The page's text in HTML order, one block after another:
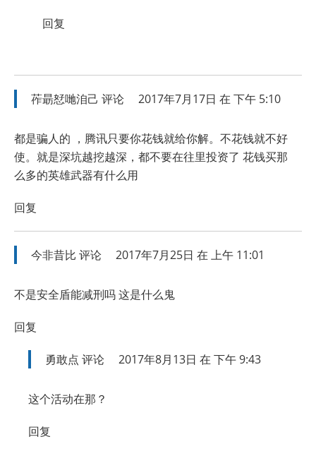
回复
莋朂恏哋洎己 评论 2017年7月17日 在 下午 5:10
都是骗人的 ，腾讯只要你花钱就给你解。不花钱就不好
使。就是深坑越挖越深，都不要在往里投资了 花钱买那
么多的英雄武器有什么用
回复
今非昔比 评论 2017年7月25日 在 上午 11:01
不是安全盾能减刑吗 这是什么鬼
回复
勇敢点 评论 2017年8月13日 在 下午 9:43
这个活动在那？
回复